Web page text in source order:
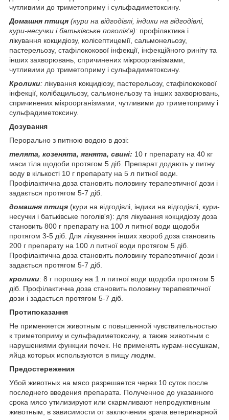
чутливими до триметоприму і сульфадиметоксину.
Домашня птиця (кури на відгодівлі, індики на відгодівлі,
кури-несучки і батьківське поголів'я): профілактика і
лікування кокцидіозу, колісептицемії, сальмонельозу,
пастерельозу, стафілококової інфекції, інфекційного риніту та
інших захворювань, спричинених мікроорганізмами,
чутливими до триметоприму і сульфадиметоксину.
Кролики: лікування кокцидіозу, пастерельозу, стафілококової
інфекції, колібацильозу, сальмонельозу та інших захворювань,
спричинених мікроорганізмами, чутливими до триметоприму і
сульфадиметоксину.
Дозування
Перорально з питною водою в дозі:
телята, козенята, ягнята, свині: 10 г препарату на 40 кг
маси тіла щодоби протягом 5 діб. Препарат додають у питну
воду в кількості 10 г препарату на 5 л питної води.
Профілактична доза становить половину терапевтичної дози і
задається протягом 5-7 діб.
домашня птиця (кури на відгодівлі, індики на відгодівлі, кури-
несучки і батьківське поголів'я): для лікування кокцидіозу доза
становить 800 г препарату на 100 л питної води щодоби
протягом 3-5 діб. Для лікування інших хвороб доза становить
200 г препарату на 100 л питної води протягом 5 діб.
Профілактична доза становить половину терапевтичної дози і
задається протягом 5-7 діб.
кролики: 8 г порошку на 1 л питної води щодоби протягом 5
діб. Профілактична доза становить половину терапевтичної
дози і задається протягом 5-7 діб.
Протипоказання
Не применяется животным с повышенной чувствительностью
к триметоприму и сульфадиметоксину, а также животным с
нарушениями функции почек. Не применять курам-несушкам,
яйца которых используются в пищу людям.
Предостережения
Убой животных на мясо разрешается через 10 суток после
последнего введения препарата. Полученное до указанного
срока мясо утилизируют или скармливают непродуктивным
животным, в зависимости от заключения врача ветеринарной